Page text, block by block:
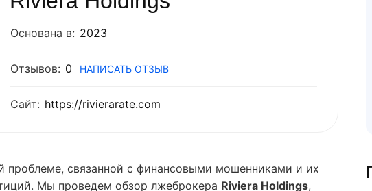
Основана в: 2023
Отзывов: 0 НАПИСАТЬ ОТЗЫВ
Сайт: https://rivierarate.com
проблеме, связанной с финансовыми мошенниками и их
Мы проведем обзор лжеброкера Riviera Holdings,